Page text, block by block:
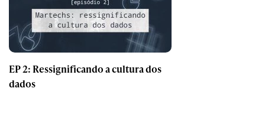
EP 2: Ressignificando a cultura dos
dados